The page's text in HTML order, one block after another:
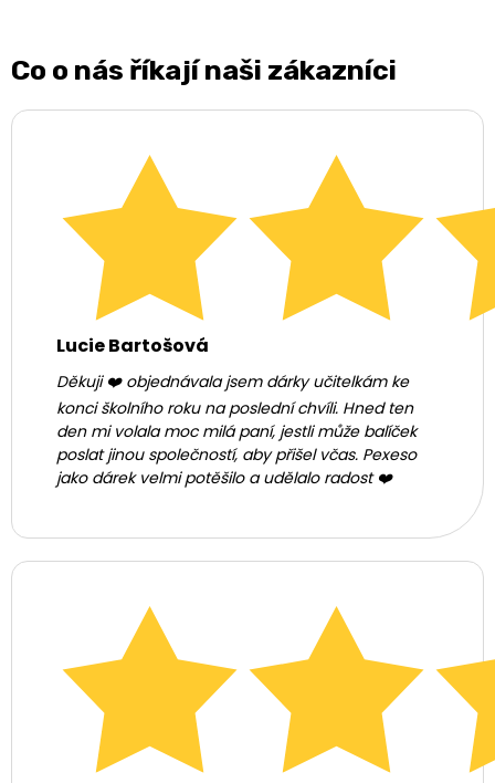
Co o nás říkají naši zákazníci
Lucie Bartošová
Děkuji ❤️ objednávala jsem dárky učitelkám ke
konci školního roku na poslední chvíli. Hned ten
den mi volala moc milá paní, jestli může balíček
poslat jinou společností, aby přišel včas. Pexeso
jako dárek velmi potěšilo a udělalo radost ❤️